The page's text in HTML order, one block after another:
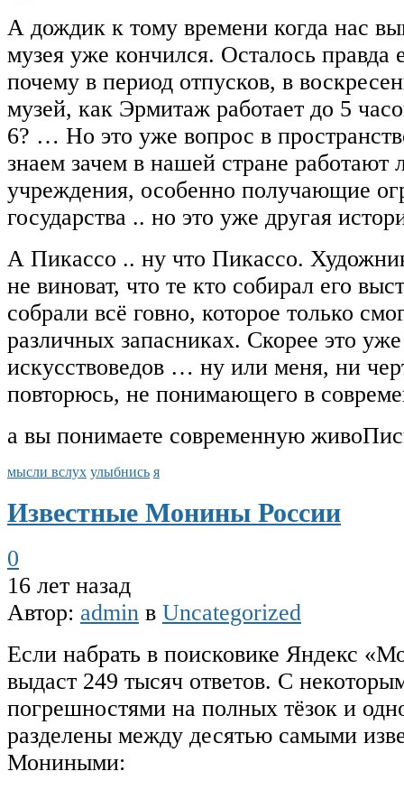
А дождик к тому времени когда нас
музея уже кончился. Осталось правда
почему в период отпусков, в
музей, как Эрмитаж работает до 5
6? … Но это уже вопрос в
знаем зачем в нашей стране работают
учреждения, особенно получающие
государства .. но это уже другая
А Пикассо .. ну что Пикассо.
не виноват, что те кто собирал его
собрали всё говно, которое только
различных запасниках. Скорее это уже
искусствоведов … ну или меня, ни
повторюсь, не понимающего в
а вы понимаете современную
мысли вслух улыбнись я
Известные Монины России
0
16 лет назад
Автор: admin в Uncategorized
Если набрать в поисковике Яндекс
выдаст 249 тысяч ответов. С
погрешностями на полных тёзок и
разделены между десятью самыми
Мониными: